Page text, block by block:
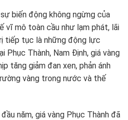
biến động không ngừng của
vĩ mô toàn cầu như lạm phát, lãi
tiếp tục là những động lực
Phục Thành, Nam Định, giá vàng
tăng giảm đan xen, phản ánh
vàng trong nước và thế
năm, giá vàng Phục Thành đã